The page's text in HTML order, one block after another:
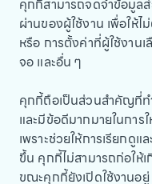
คุกกี้สามารถจดจำข้อมูล
ผ่านของผู้ใช้งาน เพื่อให้
หรือ การตั้งค่าที่ผู้ใช้งานเ
จอ และอื่น ๆ
คุกกี้ถือเป็นส่วนสำคัญที่ท
และมีข้อดีมากมายในกา
เพราะช่วยให้การเรียกดูแ
ขึ้น คุกกี้ไม่สามารถก่อใ
ขณะคุกกี้ยังเปิดใช้งานอยู่